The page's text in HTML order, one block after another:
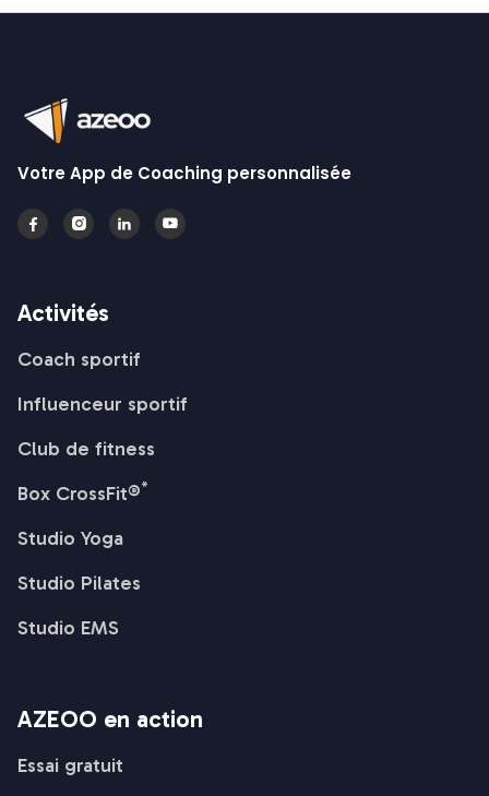
Votre App de Coaching personnalisée
   
Activités
Coach sportif
Influenceur sportif
Club de fitness
Box CrossFit®*
Studio Yoga
Studio Pilates
Studio EMS
AZEOO en action
Essai gratuit